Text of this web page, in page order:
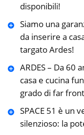
disponibili!
Siamo una
da inserire a
targato Ardes!
ARDES – Da 60
casa e cucina
grado di far
SPACE 51 è un
silenzioso: la